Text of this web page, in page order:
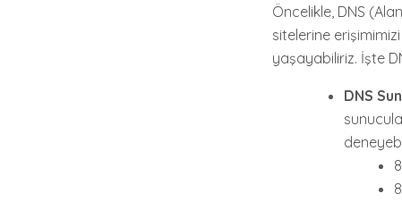
Öncelikle, DNS
sitelerine
yaşayabiliriz. İşte
DNS